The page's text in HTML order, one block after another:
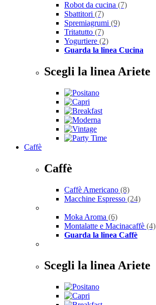
Robot da cucina (7)
Sbattitori (7)
Spremiagrumi (9)
Tritatutto (7)
Yogurtiere (2)
Guarda la linea Cucina
Scegli la linea Ariete
Caffè
Caffè
Caffè Americano (8)
Macchine Espresso (24)
Moka Aroma (6)
Montalatte e Macinacaffè (4)
Guarda la linea Caffè
Scegli la linea Ariete